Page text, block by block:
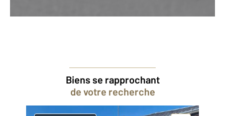
Biens se rapprochant
de votre recherche